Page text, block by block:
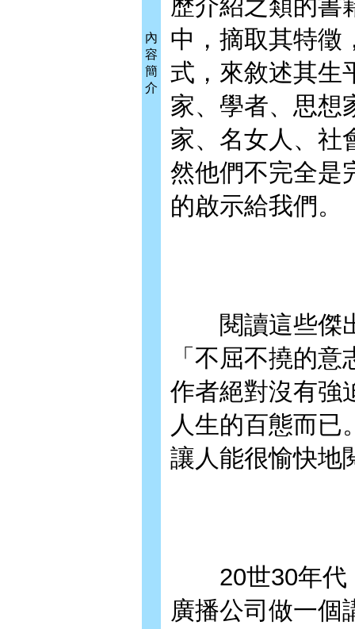
內
容
簡
介
歷介紹之類的書
中，摘取其特徵
式，來敘述其生
家、學者、思想
家、名女人、社
然他們不完全是
的啟示給我們。
閱讀這些傑出
「不屈不撓的
作者絕對沒有強
人生的百態而已
讓人能很愉快地
20世30年代
廣播公司做一個